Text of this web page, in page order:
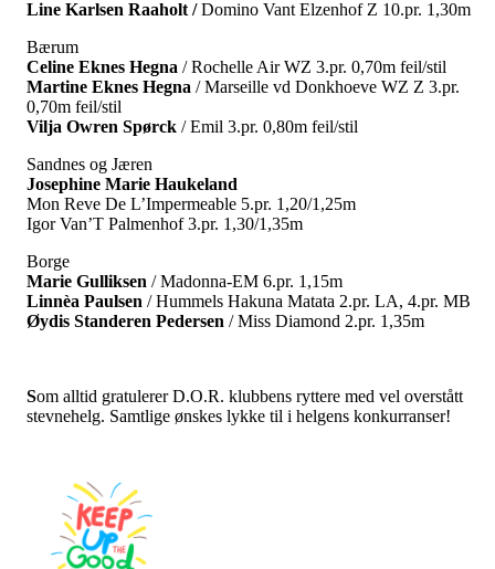
Line Karlsen Raaholt /Domino Vant Elzenhof Z 10.pr. 1,30m
Bærum
Celine Eknes Hegna / Rochelle Air WZ 3.pr. 0,70m feil/stil
Martine Eknes Hegna / Marseille vd Donkhoeve WZ Z 3.pr.
0,70m feil/stil
Vilja Owren Spørck / Emil 3.pr. 0,80m feil/stil
Sandnes og Jæren
Josephine Marie Haukeland
Mon Reve De L’Impermeable 5.pr. 1,20/1,25m
Igor Van’T Palmenhof 3.pr. 1,30/1,35m
Borge
Marie Gulliksen / Madonna-EM 6.pr. 1,15m
Linnèa Paulsen / Hummels Hakuna Matata 2.pr. LA, 4.pr. MB
Øydis Standeren Pedersen / Miss Diamond 2.pr. 1,35m
Som alltid gratulerer D.O.R. klubbens ryttere med vel overstått
stevnehelg. Samtlige ønskes lykke til i helgens konkurranser!